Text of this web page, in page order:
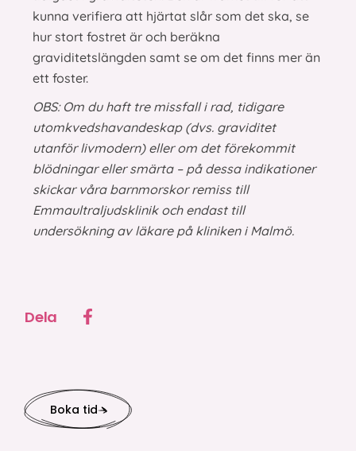
kunna verifiera att hjärtat slår som det ska, se
hur stort fostret är och beräkna
graviditetslängden samt se om det finns mer än
ett foster.
OBS: Om du haft tre missfall i rad, tidigare
utomkvedshavandeskap (dvs. graviditet
utanför livmodern) eller om det förekommit
blödningar eller smärta – på dessa indikationer
skickar våra barnmorskor remiss till
Emmaultraljudsklinik och endast till
undersökning av läkare på kliniken i Malmö.
Dela
Boka tid